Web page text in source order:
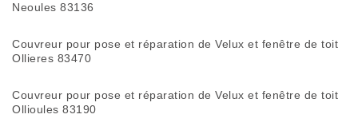
Neoules 83136
Couvreur pour pose et réparation de Velux et fenêtre de toit
Ollieres 83470
Couvreur pour pose et réparation de Velux et fenêtre de toit
Ollioules 83190